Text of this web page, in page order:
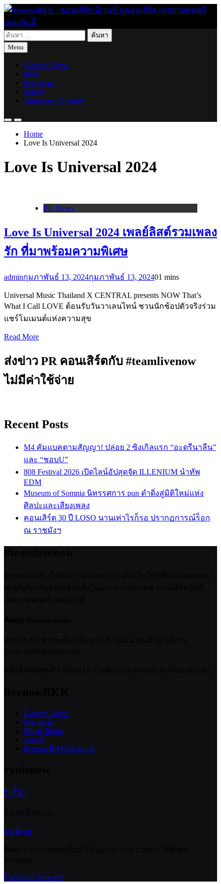
Skip
content
livenowBKK : คอนเสิร์ต อีเวนท์ ดูคอนเสิร์ต เทศกาลดนตรี เพลง
อินดี้
live for today
ค้นหา
สำหรับ:
Menu
Concert News
track
live recap
variety
About teamlivenow
Home
Love Is Universal 2024
Love Is Universal 2024
PR News
Love Is Universal 2024 เพลย์ลิสต์รวมเพลง
รัก ที่มาพร้อมความพิเศษ
adminกุมภาพันธ์ 13, 2024กุมภาพันธ์ 13, 202401 mins
Universal Music Thailand X CENTRAL presents NOW That’s
What I Call LOVE ต้อนรับวันวาเลนไทน์ ชวนนักช้อปตัวจริงร่วม
แชร์โมเมนต์แห่งความสุข
Read More
ส่งข่าว PR คอนเสิร์ตกับ #teamlivenow
ไม่มีค่าใช้จ่าย
Recent Posts
M4 คัมแบคตามสัญญา! ปล่อย 2 ซิงเกิลแรก “อะดรีนาลีน”
และ “ชอบU”
808 Festival 2026 เปิดไลน์อัปสุดจัด ILLENIUM นำทัพ
EDM
Museum of Somnia นิทรรศการ pun ดำดิ่งสู่มิติใหม่แห่ง
ศิลปะและเสียงเพลง
คอนเสิร์ต 30 ปี LOSO นานเท่าไรก็รอ ปรากฏการณ์ร็อก
ณ ราชมังฯ
Concert News
live recap
Music Radar
variety
livenowBKK blogspot
ริวรีวิว
gig & go
Facebook Nowpop